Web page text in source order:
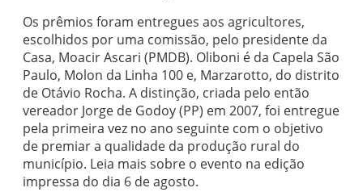
Os prêmios foram entregues aos agricultores,
escolhidos por uma comissão, pelo presidente da
Casa, Moacir Ascari (PMDB). Oliboni é da Capela São
Paulo, Molon da Linha 100 e, Marzarotto, do distrito
de Otávio Rocha. A distinção, criada pelo então
vereador Jorge de Godoy (PP) em 2007, foi entregue
pela primeira vez no ano seguinte com o objetivo
de premiar a qualidade da produção rural do
município. Leia mais sobre o evento na edição
impressa do dia 6 de agosto.